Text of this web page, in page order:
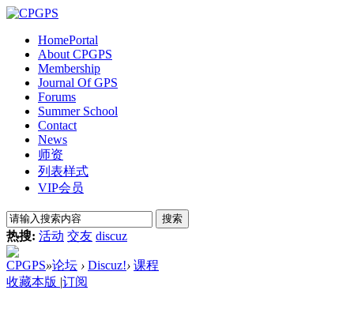
HomePortal
About CPGPS
Membership
Journal Of GPS
Forums
Summer School
Contact
News
师资
列表样式
VIP会员
搜索
热搜: 活动 交友 discuz
CPGPS»论坛 › Discuz!› 课程
收藏本版 |订阅